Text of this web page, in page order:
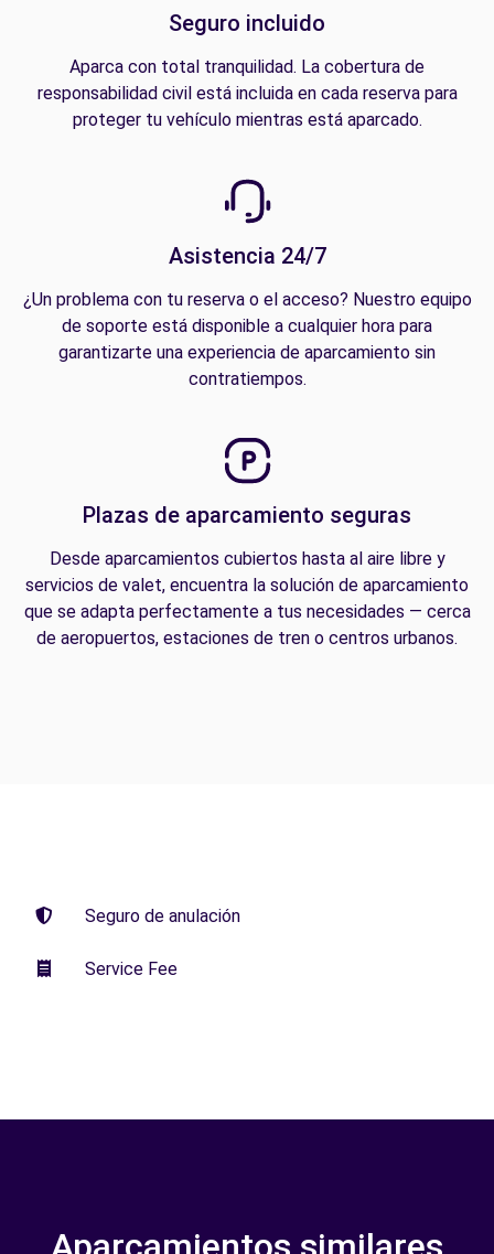
Seguro incluido
Aparca con total tranquilidad. La cobertura de
responsabilidad civil está incluida en cada reserva para
proteger tu vehículo mientras está aparcado.
Asistencia 24/7
¿Un problema con tu reserva o el acceso? Nuestro equipo
de soporte está disponible a cualquier hora para
garantizarte una experiencia de aparcamiento sin
contratiempos.
Plazas de aparcamiento seguras
Desde aparcamientos cubiertos hasta al aire libre y
servicios de valet, encuentra la solución de aparcamiento
que se adapta perfectamente a tus necesidades — cerca
de aeropuertos, estaciones de tren o centros urbanos.
Seguro de anulación
Service Fee